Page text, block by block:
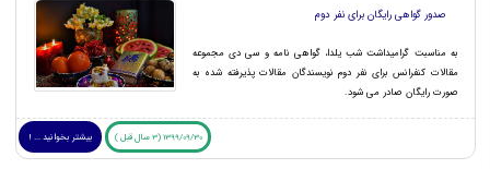
صدور گواهی رایگان برای نفر دوم
به مناسبت گرامیداشت شب یلدا، گواهی نامه و سی دی مجموعه
مقالات کنفرانس برای نفر دوم نویسندگان مقالات پذیرفته شده به
صورت رایگان صادر می شود.
1399/09/30 (3 سال قبل ) بیشتر بخوانید ... !